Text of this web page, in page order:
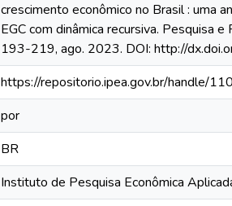
crescimento econômico no Brasil : uma
EGC com dinâmica recursiva. Pesquisa
193-219, ago. 2023. DOI: http://
https://repositorio.ipea.gov.br/handle/
por
BR
Instituto de Pesquisa Econômica